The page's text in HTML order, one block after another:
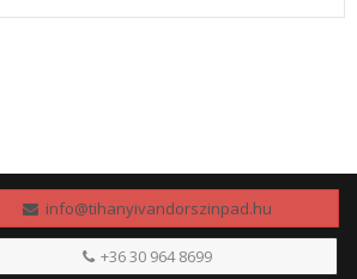
info@tihanyivandorszinpad.hu
+36 30 964 8699